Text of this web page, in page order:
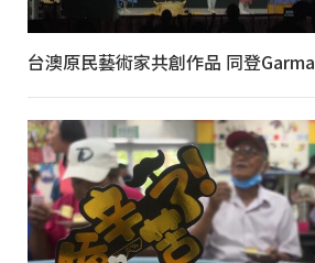
台澳原民藝術家共創作品 同登